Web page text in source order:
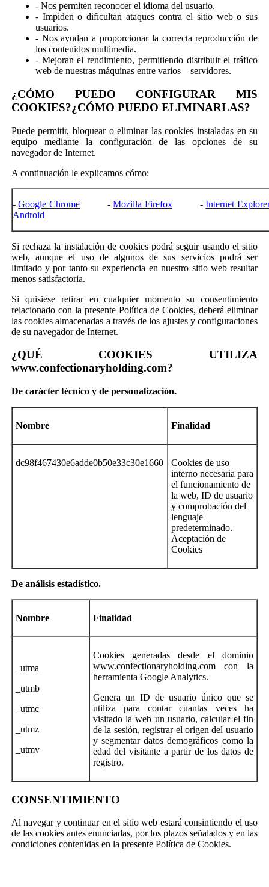
- Nos permiten reconocer el idioma del usuario.
- Impiden o dificultan ataques contra el sitio web o sus
usuarios.
- Nos ayudan a proporcionar la correcta reproducción de
los contenidos multimedia.
- Mejoran el rendimiento, permitiendo distribuir el tráfico
web de nuestras máquinas entre varios servidores.
¿CÓMO PUEDO CONFIGURAR MIS
COOKIES?¿CÓMO PUEDO ELIMINARLAS?
Puede permitir, bloquear o eliminar las cookies instaladas en su
equipo mediante la configuración de las opciones de su
navegador de Internet.
A continuación le explicamos cómo:
-Google Chrome-Mozilla Firefox-Internet
Android
Si rechaza la instalación de cookies podrá seguir usando el sitio
web, aunque el uso de algunos de sus servicios podrá ser
limitado y por tanto su experiencia en nuestro sitio web resultar
menos satisfactoria.
Si quisiese retirar en cualquier momento su consentimiento
relacionado con la presente Política de Cookies, deberá eliminar
las cookies almacenadas a través de los ajustes y configuraciones
de su navegador de Internet.
¿QUÉ COOKIES UTILIZA
www.confectionaryholding.com?
De carácter técnico y de personalización.
Nombre Finalidad
dc98f467430e6adde0b50e33c30e1660
Cookies de uso
interno necesaria para
el funcionamiento de
la web, ID de usuario
y comprobación del
lenguaje
predeterminado.
Aceptación de
Cookies
De análisis estadístico.
Nombre Finalidad
_utma
_utmb
_utmc
_utmz
_utmv
Cookies generadas desde el dominio
www.confectionaryholding.com con la
herramienta Google Analytics.
Genera un ID de usuario único que se
utiliza para contar cuantas veces ha
visitado la web un usuario, calcular el fin
de la sesión, registrar el origen del usuario
y segmentar datos demográficos como la
edad del visitante a partir de los datos de
registro.
CONSENTIMIENTO
Al navegar y continuar en el sitio web estará consintiendo el uso
de las cookies antes enunciadas, por los plazos señalados y en las
condiciones contenidas en la presente Política de Cookies.